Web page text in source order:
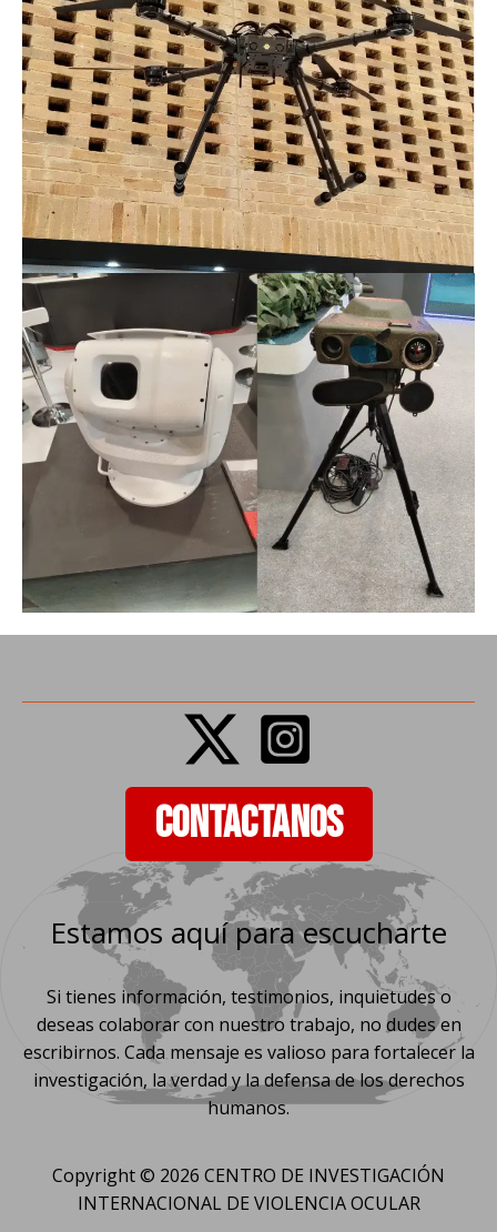
CONTACTANOS
Estamos aquí para escucharte
Si tienes información, testimonios, inquietudes o
deseas colaborar con nuestro trabajo, no dudes en
escribirnos. Cada mensaje es valioso para fortalecer la
investigación, la verdad y la defensa de los derechos
humanos.
Copyright © 2026 CENTRO DE INVESTIGACIÓN
INTERNACIONAL DE VIOLENCIA OCULAR